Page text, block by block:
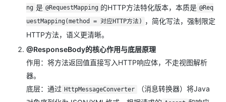
ng 是 @RequestMapping 的HTTP方法特化版本，本质是 @Req
uestMapping(method = 对应HTTP方法)
，简化写法，强制限定
HTTP方法，语义更清晰。
@ResponseBody的核心作用与底层原理
作用：将方法返回值直接写入HTTP响应体，不走视图解析
器。
底层：通过 HttpMessageConverter
（消息转换器）将Java